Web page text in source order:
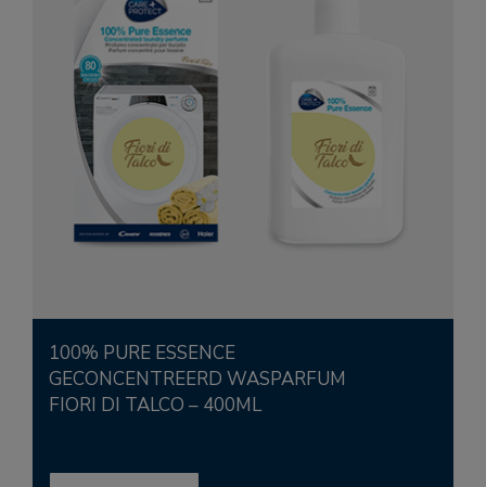
100% PURE ESSENCE
GECONCENTREERD WASPARFUM
FIORI DI TALCO – 400ML